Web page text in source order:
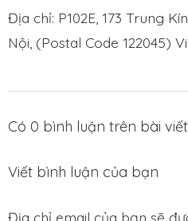
Địa chỉ: P102E, 173 Trung
Nội, (Postal Code 122045)
Có 0 bình luận trên bài viết
Viết bình luận của bạn
Địa chỉ email của bạn sẽ